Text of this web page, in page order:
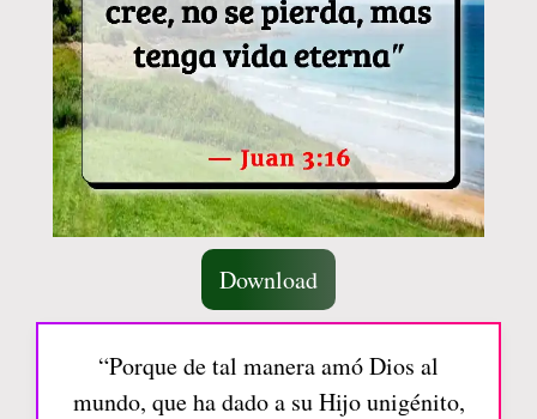
Download
“Porque de tal manera amó Dios al
mundo, que ha dado a su Hijo unigénito,